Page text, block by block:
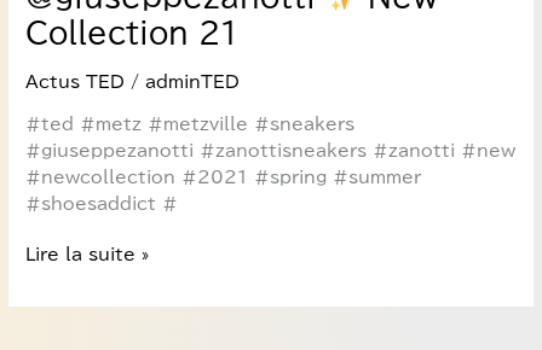
Collection 21
Actus TED /adminTED
#ted #metz #metzville #sneakers
#giuseppezanotti #zanottisneakers #zanotti #new
#newcollection #2021 #spring #summer
#shoesaddict #
New
Lire la suite »